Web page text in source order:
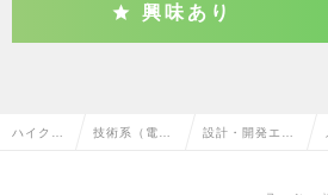
興味あり
ハイクラ 技術系（電 設計・開発エン